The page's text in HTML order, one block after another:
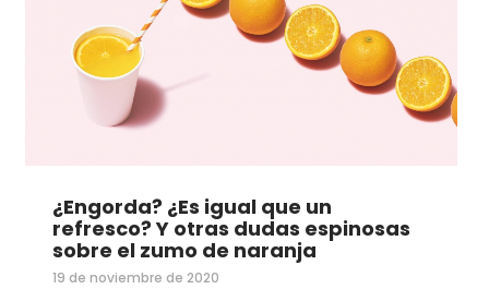
¿Engorda? ¿Es igual que un
refresco? Y otras dudas espinosas
sobre el zumo de naranja
19 de noviembre de 2020